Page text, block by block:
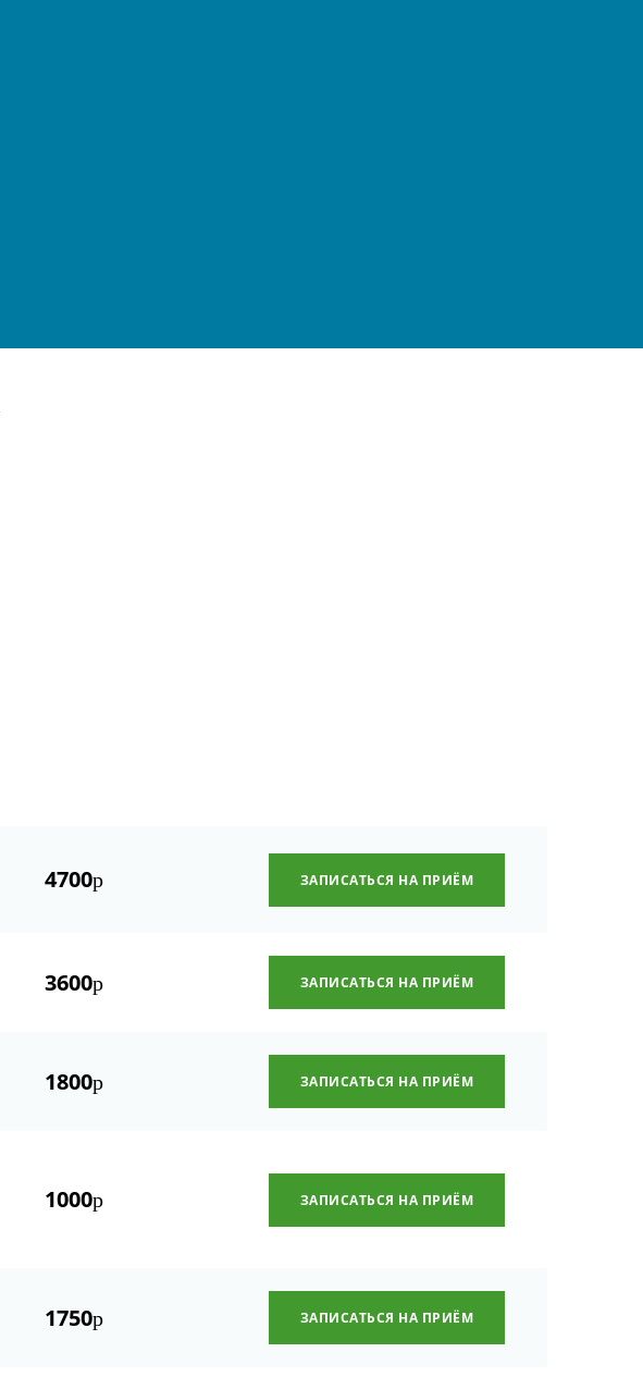
4700р ЗАПИСАТЬСЯ НА ПРИЁМ
3600р ЗАПИСАТЬСЯ НА ПРИЁМ
1800р ЗАПИСАТЬСЯ НА ПРИЁМ
1000р ЗАПИСАТЬСЯ НА ПРИЁМ
1750р ЗАПИСАТЬСЯ НА ПРИЁМ